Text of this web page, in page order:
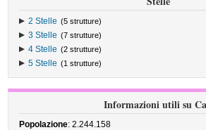
2 Stelle (5 strutture)
3 Stelle (7 strutture)
4 Stelle (2 strutture)
5 Stelle (1 strutture)
Informazioni utili su
Popolazione: 2.244.158